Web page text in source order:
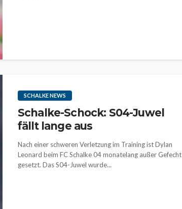
SCHALKE NEWS
Schalke-Schock: S04-Juwel
fällt lange aus
Nach einer schweren Verletzung im Training ist Dylan
Leonard beim FC Schalke 04 monatelang außer Gefecht
gesetzt. Das S04-Juwel wurde...